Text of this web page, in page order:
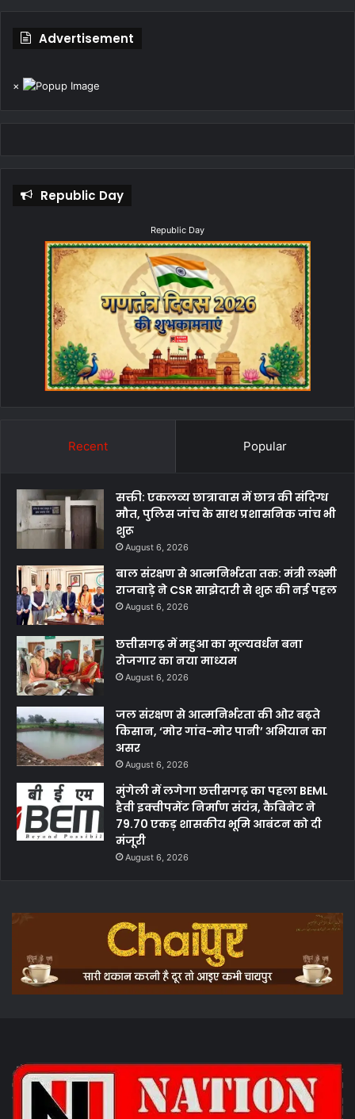
Advertisement
×
Republic Day
Republic Day
Recent Popular
सक्ती: एकलव्य छात्रावास में छात्र की संदिग्ध
मौत, पुलिस जांच के साथ प्रशासनिक जांच भी
शुरू
August 6, 2026
बाल संरक्षण से आत्मनिर्भरता तक: मंत्री लक्ष्मी
राजवाड़े ने CSR साझेदारी से शुरू की नई पहल
August 6, 2026
छत्तीसगढ़ में महुआ का मूल्यवर्धन बना
रोजगार का नया माध्यम
August 6, 2026
जल संरक्षण से आत्मनिर्भरता की ओर बढ़ते
किसान, ‘मोर गांव-मोर पानी’ अभियान का
असर
August 6, 2026
मुंगेली में लगेगा छत्तीसगढ़ का पहला BEML
हैवी इक्वीपमेंट निर्माण संयंत्र, कैबिनेट ने
79.70 एकड़ शासकीय भूमि आबंटन को दी
मंजूरी
August 6, 2026